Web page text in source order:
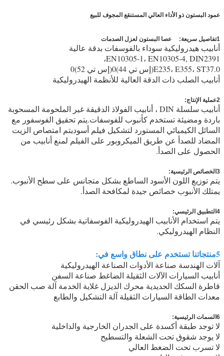
عمود البستون ذو الأداء العالي المستنقع المجوف للبيع
1تفاصيل سريعة: عصا البستون لعزل الصدمات
أنابيب هيدروليكية سوداء بالفوسفات بدقة عالية
EN10305-1، EN10305-4, DIN2391،
E235، E355، ST37.0(إس تي 44)0(إس تي 52)0
أنابيب الصلب ذات الدقة العالية للأنظمة الهيدروليكية
2عملية الإنتاج:
أنابيب سلسلة DIN ، أنابيب الفولاذ الدقيقة غير الملحومة المسحوبة
باردة ومضيئة تستخدم كأنبوب للفوسفات.يتم تحقيق الفوسفور مع
السائل الكيميائي المستورد لتشكيل فيلم أسوديتم امتصاص الزيت
المضاد للصدأ عن طريق الميكروبور على الفيلم لمنع أنابيب من
الحصول على الصدأ.
3الخصائص الرئيسية:
يتم توزيع اللون الأسود الساطع بشكل متجانس على سطح الأنبوب.
يمتلك الأنبوب خصائص جيدة لمكافحة الصدأ.
4التطبيق الرئيسي:
يتم استخدام الأنابيب الهيدروليكية الفوسفاتية بشكل رئيسي في
النظام الهيدروليكي.
5منتجاتنا تستخدم على نطاق واسع في:
آلات الهندسة صناعة الأدوات الصناعة الهيدروليكية
أنابيب السيارات الآلات الثقيلة الضاغط صناعة السفن
قاطرة السكك الحديدية محرك الديزل غلاية الخدمة آلة صب الحقن
معدات الطاقة السيارات الثقيلة آلة التشكيل والطابع
6السمات الرئيسية:
لا توجد طبقة أكسدة على الجدران الخارجية والداخلية
لا يوجد شقوق تحت الشعلة والتسطيح
لا تسرب تحت الضغط العالي